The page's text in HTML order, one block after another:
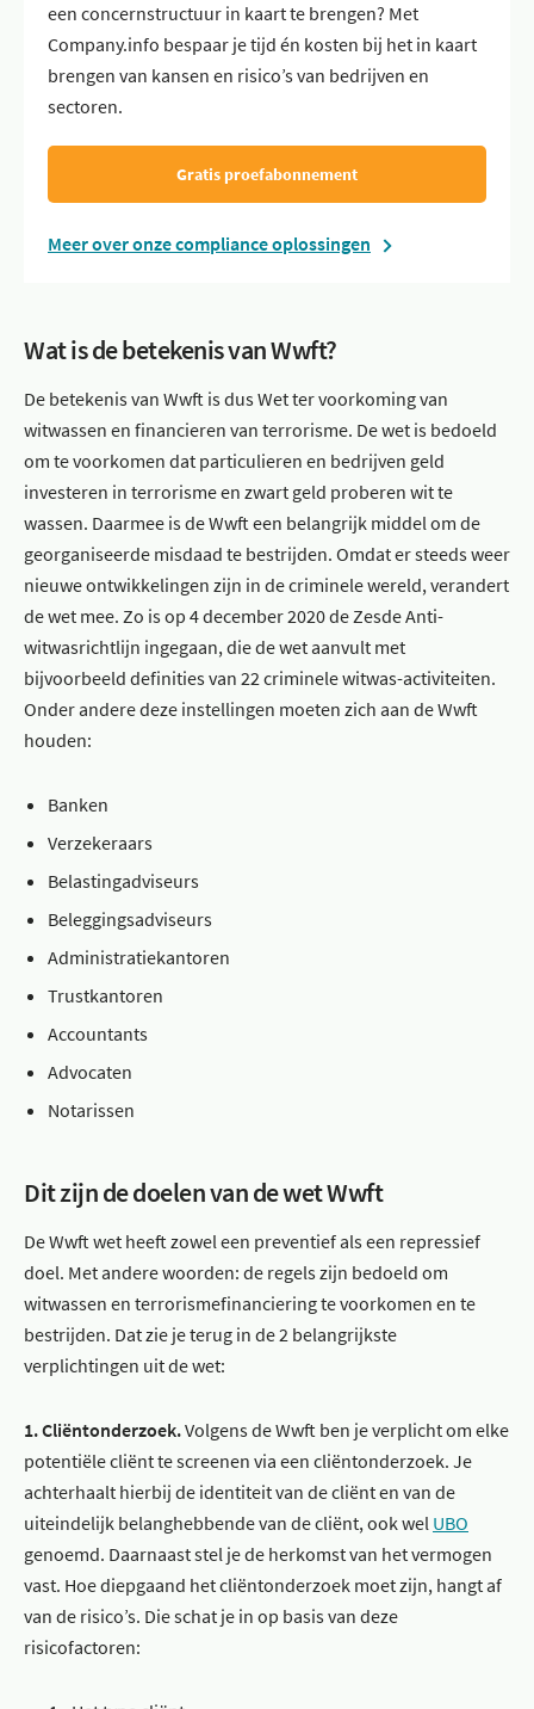
een concernstructuur in kaart te brengen? Met
Company.info bespaar je tijd én kosten bij het in kaart
brengen van kansen en risico’s van bedrijven en
sectoren.
Gratis proefabonnement
Meer over onze compliance oplossingen
Wat is de betekenis van Wwft?
De betekenis van Wwft is dus Wet ter voorkoming van
witwassen en financieren van terrorisme. De wet is bedoeld
om te voorkomen dat particulieren en bedrijven geld
investeren in terrorisme en zwart geld proberen wit te
wassen. Daarmee is de Wwft een belangrijk middel om de
georganiseerde misdaad te bestrijden. Omdat er steeds weer
nieuwe ontwikkelingen zijn in de criminele wereld, verandert
de wet mee. Zo is op 4 december 2020 de Zesde Anti-
witwasrichtlijn ingegaan, die de wet aanvult met
bijvoorbeeld definities van 22 criminele witwas-activiteiten.
Onder andere deze instellingen moeten zich aan de Wwft
houden:
Banken
Verzekeraars
Belastingadviseurs
Beleggingsadviseurs
Administratiekantoren
Trustkantoren
Accountants
Advocaten
Notarissen
Dit zijn de doelen van de wet Wwft
De Wwft wet heeft zowel een preventief als een repressief
doel. Met andere woorden: de regels zijn bedoeld om
witwassen en terrorismefinanciering te voorkomen en te
bestrijden. Dat zie je terug in de 2 belangrijkste
verplichtingen uit de wet:
1. Cliëntonderzoek.Volgens de Wwft ben je verplicht om elke
potentiële cliënt te screenen via een cliëntonderzoek. Je
achterhaalt hierbij de identiteit van de cliënt en van de
uiteindelijk belanghebbende van de cliënt, ook wel UBO
genoemd. Daarnaast stel je de herkomst van het vermogen
vast. Hoe diepgaand het cliëntonderzoek moet zijn, hangt af
van de risico’s. Die schat je in op basis van deze
risicofactoren: